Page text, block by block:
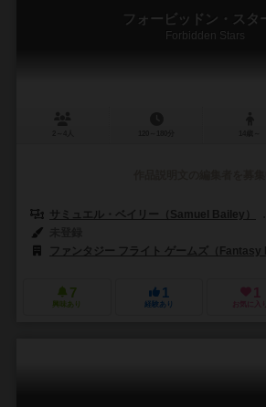
フォービッドン・スタ
Forbidden Stars
サミュエル・ベイリー（Samuel Bailey）
ファンタジー フライト ゲームズ（Fantasy
7
興味あり
1
経験あり
1
お気に入り